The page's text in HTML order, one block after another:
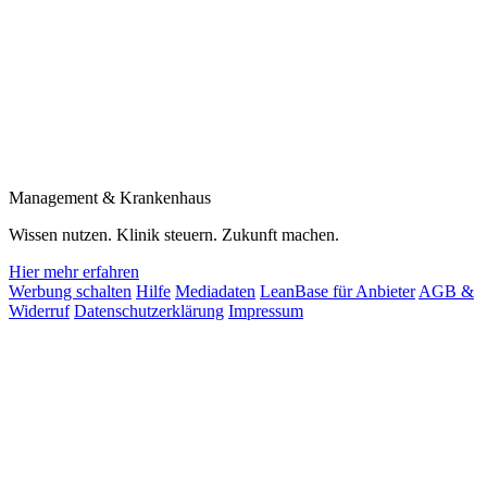
Management & Krankenhaus
Wissen nutzen. Klinik steuern. Zukunft machen.
Hier mehr erfahren
Werbung schalten Hilfe Mediadaten LeanBase für Anbieter AGB &
Widerruf Datenschutzerklärung Impressum